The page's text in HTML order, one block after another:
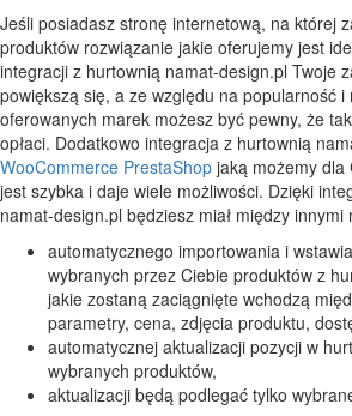
Jeśli posiadasz stronę internetową, na której
produktów rozwiązanie jakie oferujemy jest
integracji z hurtownią namat-design.pl Twoje
powiększą się, a ze względu na popularność i
oferowanych marek możesz być pewny, że
opłaci. Dodatkowo integracja z hurtownią
WooCommerce PrestaShop jaką możemy dla
jest szybka i daje wiele możliwości. Dzięki
namat-design.pl będziesz miał między innymi
automatycznego importowania i
wybranych przez Ciebie produktów z
jakie zostaną zaciągnięte wchodzą
parametry, cena, zdjęcia produktu,
automatycznej aktualizacji pozycji w
wybranych produktów,
aktualizacji będą podlegać tylko